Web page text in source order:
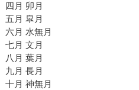
四月 卯月
五月 皐月
六月 水無月
七月 文月
八月 葉月
九月 長月
十月 神無月